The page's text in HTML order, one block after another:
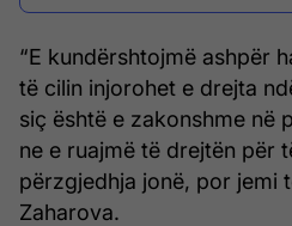
“E kundërshtojmë ashpër
të cilin injorohet e drejta
siç është e zakonshme në
ne e ruajmë të drejtën për
përzgjedhja jonë, por jemi
Zaharova.